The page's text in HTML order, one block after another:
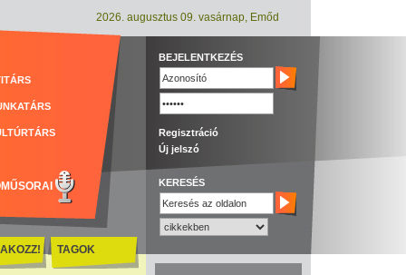
2026. augusztus 09. vasárnap, Emőd
BEJELENTKEZÉS
Regisztráció
Új jelszó
KERESÉS
TAGOK